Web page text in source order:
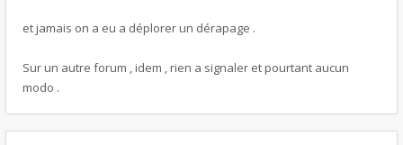
et jamais on a eu a déplorer un dérapage .
Sur un autre forum , idem , rien a signaler et pourtant aucun
modo .